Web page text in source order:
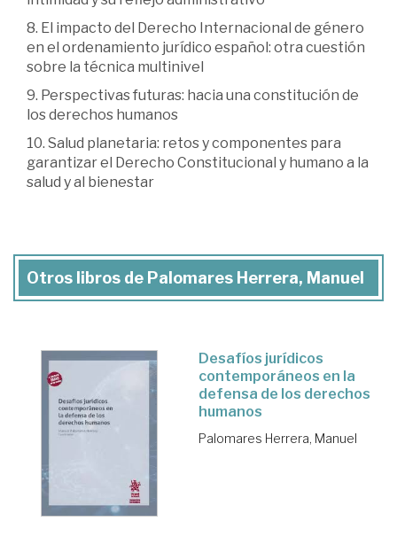
8. El impacto del Derecho Internacional de género
en el ordenamiento jurídico español: otra cuestión
sobre la técnica multinivel
9. Perspectivas futuras: hacia una constitución de
los derechos humanos
10. Salud planetaria: retos y componentes para
garantizar el Derecho Constitucional y humano a la
salud y al bienestar
Otros libros de Palomares Herrera, Manuel
Desafíos jurídicos
contemporáneos en la
defensa de los derechos
humanos
Palomares Herrera, Manuel